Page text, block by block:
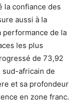
la confiance des
aussi à la
performance de la
les plus
de 73,92
sud-africain de
et sa profondeur
en zone franc.